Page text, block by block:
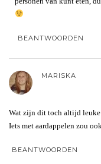
BEANTWOORDEN
MARISKA
Wat zijn dit toch altijd leuke
Iets met aardappelen zou
BEANTWOORDEN